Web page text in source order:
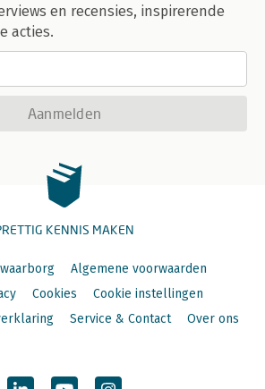
en recensies, inspirerende
acties.
Aanmelden
KENNIS MAKEN
Algemene voorwaarden
Cookies
Cookie instellingen
Service & Contact Over ons